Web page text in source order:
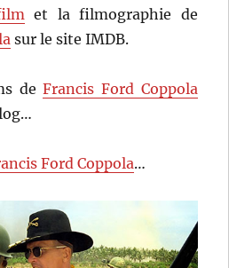
et la filmographie de
sur le site IMDB.
deFrancis Ford Coppola
Ford Coppola…